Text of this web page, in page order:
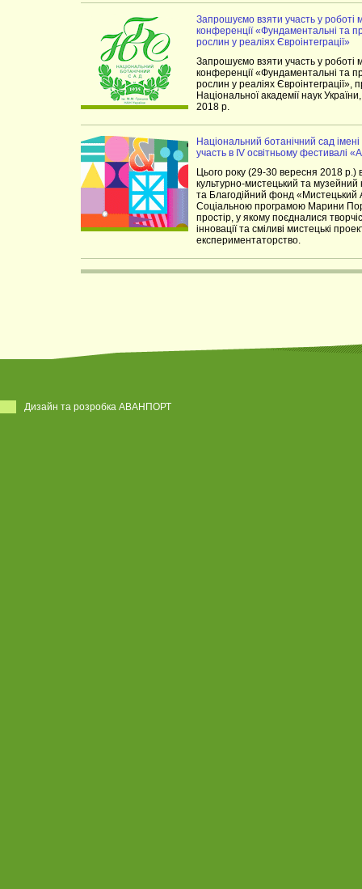
Запрошуємо взяти участь у роботі
конференції «Фундаментальні та
рослин у реаліях Євроінтеграції»
Запрошуємо взяти участь у роботі
конференції «Фундаментальні та
рослин у реаліях Євроінтеграції»,
Національної академії наук
2018 р.
Національний ботанічний сад
участь в IV освітньому фестивалі
Цього року (29-30 вересня 2018 р.)
культурно-мистецький та
та Благодійний фонд «Мистецький
Соціальною програмою Марини
простір, у якому поєдналися
інновації та сміливі мистецькі
експериментаторство.
Дизайн та розробка АВАНПОРТ